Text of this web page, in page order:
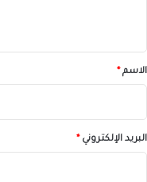
*الاسم*
البريد الإلكتروني*